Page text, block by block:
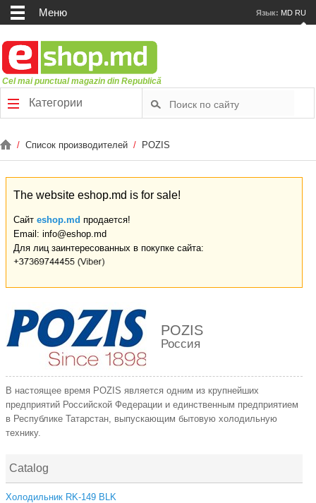
Меню Язык: MD RU
Cel mai punctual magazin din Republică
Категории
/ Список производителей / POZIS
The website eshop.md is for sale!
Сайт eshop.md продается!
Email: info@eshop.md
Для лиц заинтересованных в покупке сайта:
POZIS
Россия
В настоящее время POZIS является одним из крупнейших
предприятий Российской Федерации и единственным предприятием
в Республике Татарстан, выпускающим бытовую холодильную
технику.
Catalog
Холодильник RK-149 BLK